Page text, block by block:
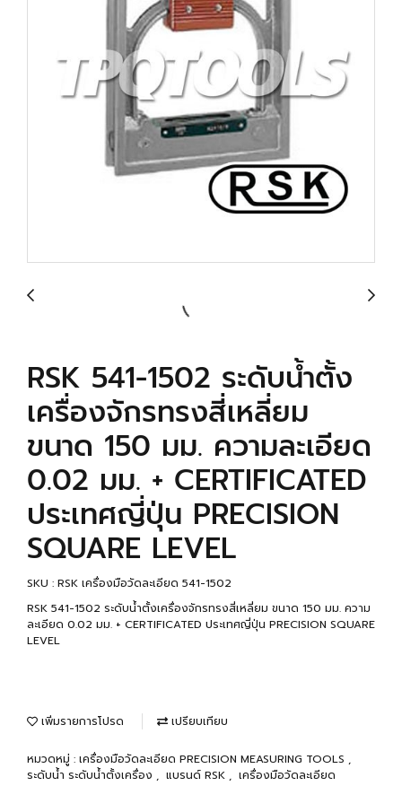
RSK 541-1502 ระดับน้ำตั้ง
เครื่องจักรทรงสี่เหลี่ยม
ขนาด 150 มม. ความละเอียด
0.02 มม. + CERTIFICATED
ประเทศญี่ปุ่น PRECISION
SQUARE LEVEL
SKU : RSK เครื่องมือวัดละเอียด 541-1502
RSK 541-1502 ระดับน้ำตั้งเครื่องจักรทรงสี่เหลี่ยม ขนาด 150 มม. ความ
ละเอียด 0.02 มม. + CERTIFICATED ประเทศญี่ปุ่น PRECISION SQUARE
LEVEL
เพิ่มรายการโปรด เปรียบเทียบ
หมวดหมู่ : เครื่องมือวัดละเอียด PRECISION MEASURING TOOLS ,
ระดับน้ำ ระดับน้ำตั้งเครื่อง , แบรนด์ RSK , เครื่องมือวัดละเอียด